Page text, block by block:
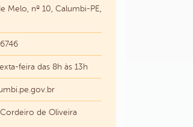
Melo, nº 10, Calumbi-PE,
feira das 8h às 13h
de Oliveira